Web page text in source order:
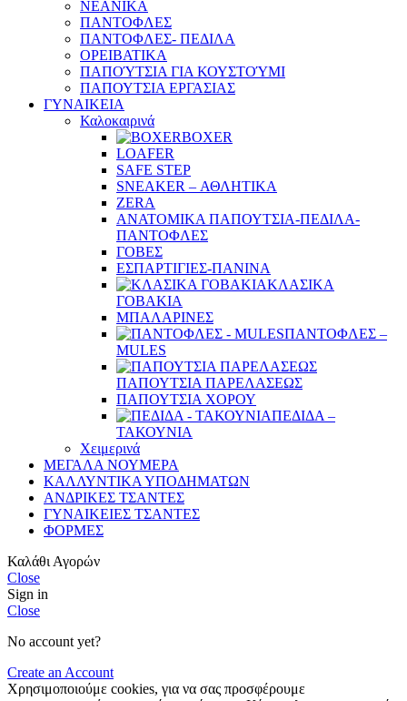
ΝΕΑΝΙΚΑ
ΠΑΝΤΟΦΛΕΣ
ΠΑΝΤΟΦΛΕΣ- ΠΕΔΙΛΑ
ΟΡΕΙΒΑΤΙΚΑ
ΠΑΠΟΎΤΣΙΑ ΓΙΑ ΚΟΥΣΤΟΎΜΙ
ΠΑΠΟΥΤΣΙΑ ΕΡΓΑΣΙΑΣ
ΓΥΝΑΙΚΕΙΑ
Καλοκαιρινά
BOXER
LOAFER
SAFE STEP
SNEAKER – ΑΘΛΗΤΙΚΑ
ZERA
ΑΝΑΤΟΜΙΚΑ ΠΑΠΟΥΤΣΙΑ-ΠΕΔΙΛΑ-
ΠΑΝΤΟΦΛΕΣ
ΓΟΒΕΣ
ΕΣΠΑΡΤΙΓΙΕΣ-ΠΑΝΙΝΑ
ΚΛΑΣΙΚΑ
ΓΟΒΑΚΙΑ
ΜΠΑΛΑΡΙΝΕΣ
ΠΑΝΤΟΦΛΕΣ –
MULES
ΠΑΠΟΥΤΣΙΑ ΠΑΡΕΛΑΣΕΩΣ
ΠΑΠΟΥΤΣΙΑ ΧΟΡΟΥ
ΠΕΔΙΔΑ –
ΤΑΚΟΥΝΙΑ
Χειμερινά
ΜΕΓΑΛΑ ΝΟΥΜΕΡΑ
ΚΑΛΛΥΝΤΙΚΑ ΥΠΟΔΗΜΑΤΩΝ
ΑΝΔΡΙΚΕΣ ΤΣΑΝΤΕΣ
ΓΥΝΑΙΚΕΙΕΣ ΤΣΑΝΤΕΣ
ΦΟΡΜΕΣ
Καλάθι Αγορών
Close
Sign in
Close
No account yet?
Create an Account
Χρησιμοποιούμε cookies, για να σας προσφέρουμε